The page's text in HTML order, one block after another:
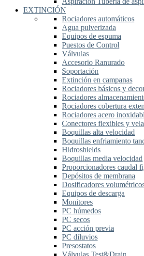
EXTINCIÓN
Rociadores automáticos
Agua pulverizada
Equipos de espuma
Puestos de Control
Válvulas
Accesorio Ranurado
Soportación
Extinción en campanas
Rociadores básicos y
Rociadores
Rociadores cobertura
Rociadores acero
Conectores flexibles y
Boquillas alta velocidad
Boquillas enfriamiento
Hidroshields
Boquillas media velocidad
Proporcionadores caudal
Depósitos de membrana
Dosificadores
Equipos de descarga
Monitores
PC húmedos
PC secos
PC acción previa
PC diluvios
Presostatos
Válvulas Test&Drain